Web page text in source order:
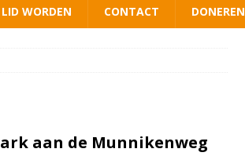
‘Groeien met behoud van karakter’
LID WORDEN CONTACT DONEREN
aan de Munnikenweg